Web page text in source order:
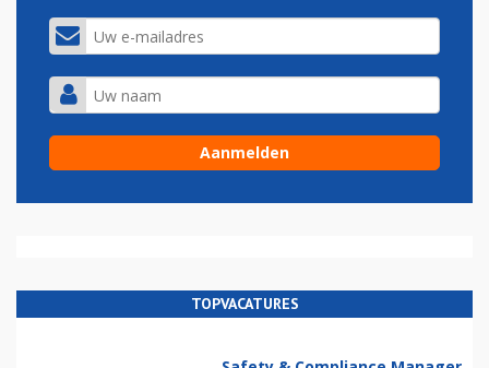
TOPVACATURES